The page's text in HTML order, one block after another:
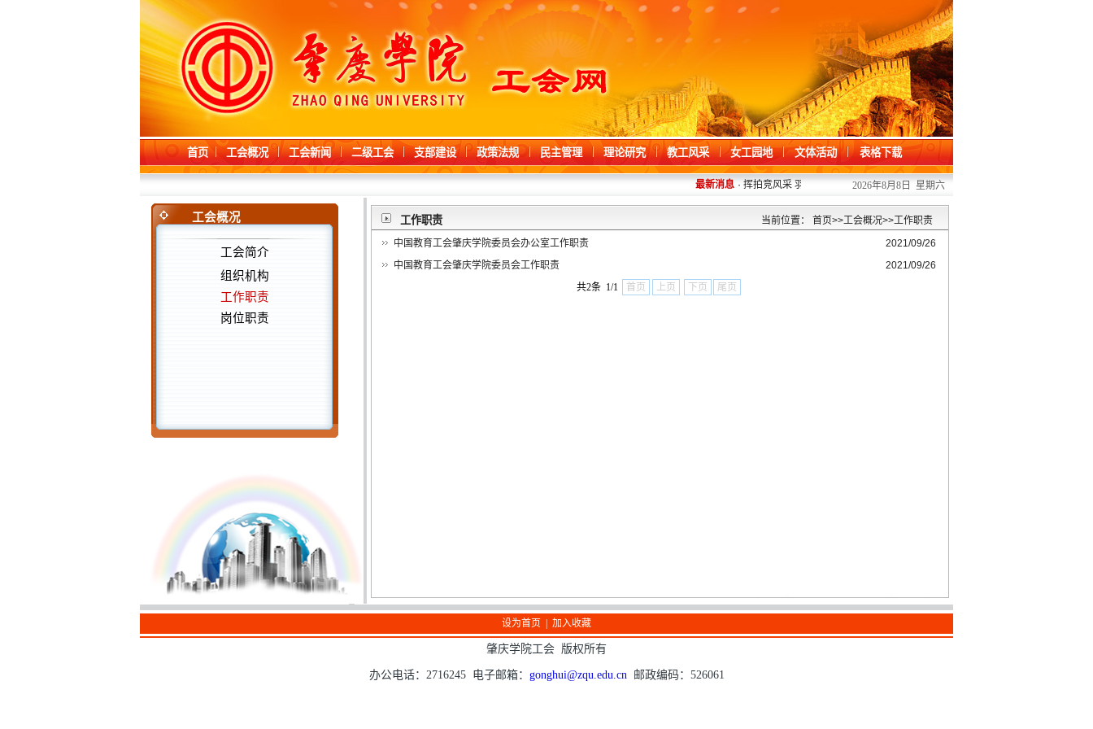
首页 工会概况 工会新闻 二级工会 支部建设 政策法规 民主管理 理论研究 教工风采 女工园地 文体活动 表格下载
最新消息 · 挥拍竞风采 羽聚肇院人 2026/07/13 ·掌握急救技能 护航师生健康——2026
2026年8月8日 星期六
工会概况
工会简介
组织机构
工作职责
岗位职责
工作职责 当前位置： 首页>>工会概况>>工作职责
中国教育工会肇庆学院委员会办公室工作职责
2021/09/26
中国教育工会肇庆学院委员会工作职责
2021/09/26
共2条 1/1
首页 上页 下页 尾页
设为首页 加入收藏
肇庆学院工会 版权所有
办公电话：2716245 电子邮箱： gonghui@zqu.edu.cn邮政编码：526061